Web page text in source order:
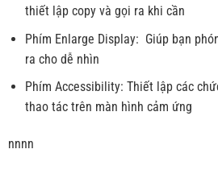
thiết lập copy và gọi ra khi cần
Phím Enlarge Display: Giúp bạn
ra cho dễ nhìn
Phím Accessibility: Thiết lập các
thao tác trên màn hình cảm ứng
nnnn